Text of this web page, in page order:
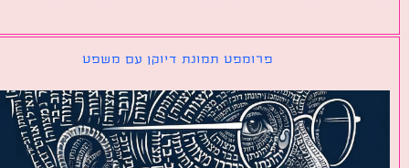
פרומפט תמונת דיוקן עם משפט